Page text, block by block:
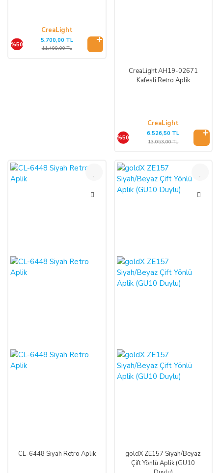
CreaLight
%50
5.700,00 TL
11.400,00 TL
CreaLight AH19-02671
Kafesli Retro Aplik
CreaLight
%50
6.526,50 TL
13.053,00 TL
CL-6448 Siyah Retro Aplik
%47
goldX ZE157 Siyah/Beyaz
Çift Yönlü Aplik (GU10